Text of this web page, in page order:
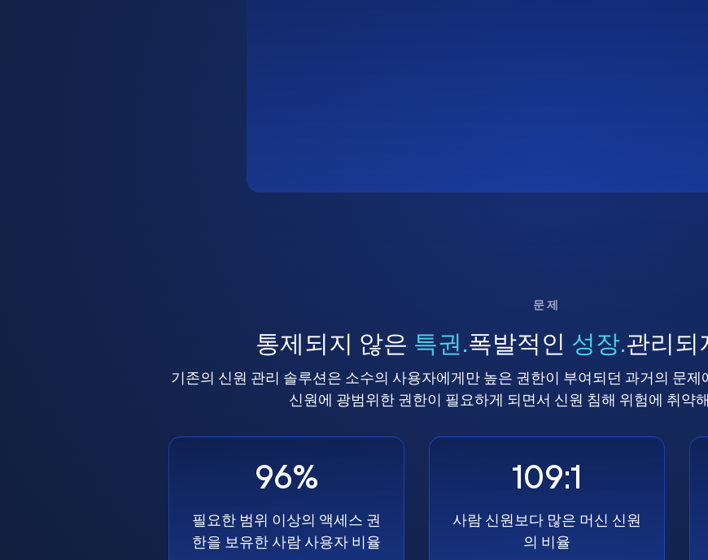
문제
통제되지 않은 특권.폭발적인 성장.관리되
기존의 신원 관리 솔루션은 소수의 사용자에게만 높은 권한이 부여되던 과거의 문
신원에 광범위한 권한이 필요하게 되면서 신원 침해 위험에 취약
96%
필요한 범위 이상의 액세스 권
한을 보유한 사람 사용자 비율
109:1
사람 신원보다 많은 머신 신원
의 비율